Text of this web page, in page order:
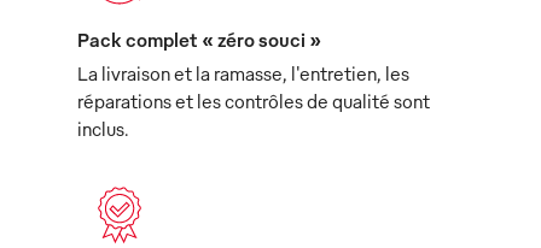
Pack complet « zéro souci »
La livraison et la ramasse, l'entretien, les
réparations et les contrôles de qualité sont
inclus.